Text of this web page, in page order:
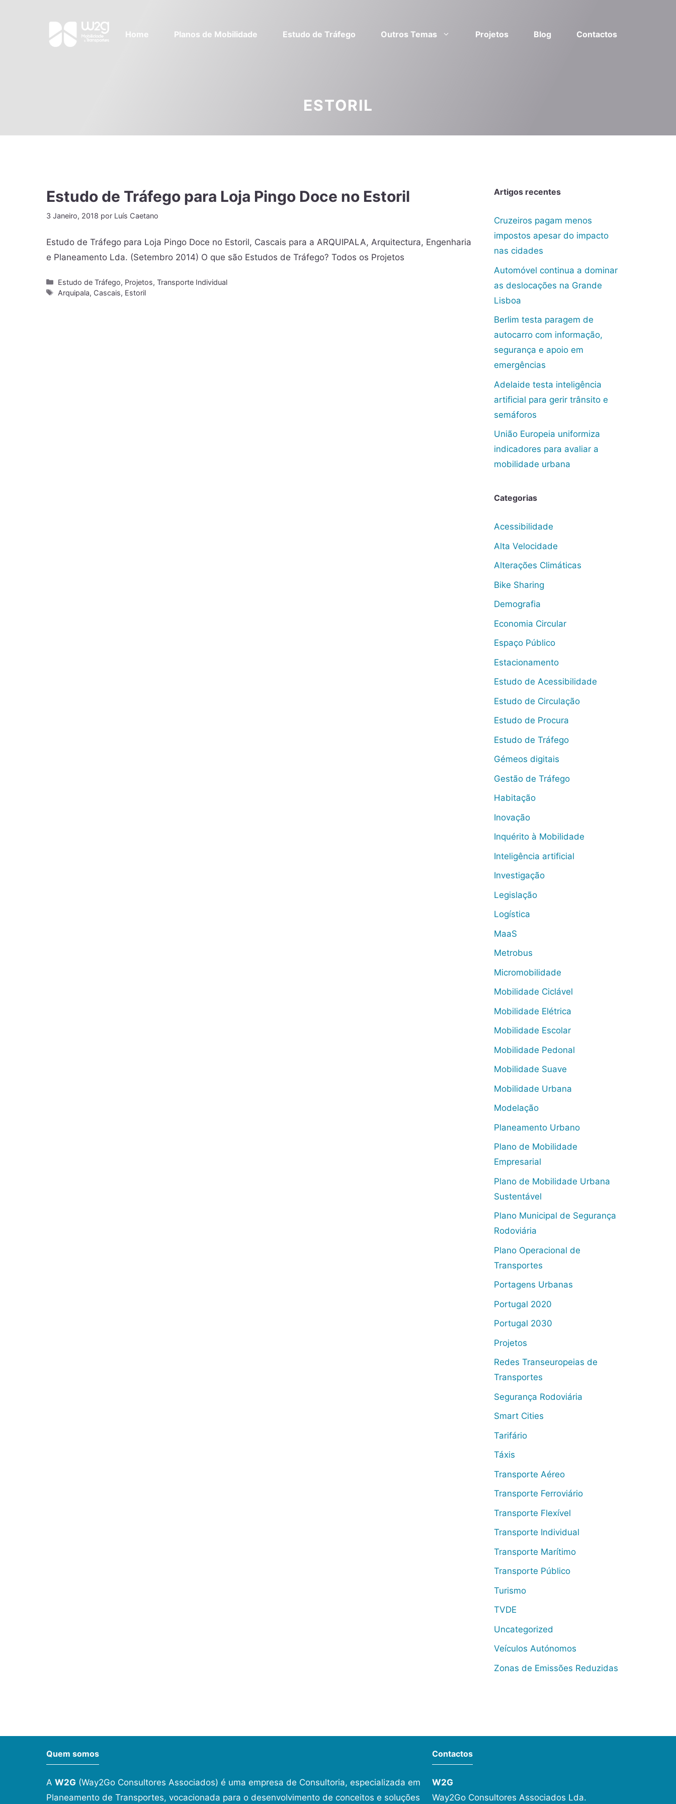
Home Planos de Mobilidade Estudo de Tráfego Outros Temas Projetos Blog Contactos
ESTORIL
Estudo de Tráfego para Loja Pingo Doce no Estoril
3 Janeiro, 2018 por Luís Caetano
Estudo de Tráfego para Loja Pingo Doce no Estoril, Cascais para a ARQUIPALA, Arquitectura, Engenharia
e Planeamento Lda. (Setembro 2014) O que são Estudos de Tráfego? Todos os Projetos
Estudo de Tráfego, Projetos,Transporte Individual
Arquipala, Cascais, Estoril
Artigos recentes
Cruzeiros pagam menos
impostos apesar do impacto
nas cidades
Automóvel continua a dominar
as deslocações na Grande
Lisboa
Berlim testa paragem de
autocarro com informação,
segurança e apoio em
emergências
Adelaide testa inteligência
artificial para gerir trânsito e
semáforos
União Europeia uniformiza
indicadores para avaliar a
mobilidade urbana
Categorias
Acessibilidade
Alta Velocidade
Alterações Climáticas
Bike Sharing
Demografia
Economia Circular
Espaço Público
Estacionamento
Estudo de Acessibilidade
Estudo de Circulação
Estudo de Procura
Estudo de Tráfego
Gémeos digitais
Gestão de Tráfego
Habitação
Inovação
Inquérito à Mobilidade
Inteligência artificial
Investigação
Legislação
Logística
MaaS
Metrobus
Micromobilidade
Mobilidade Ciclável
Mobilidade Elétrica
Mobilidade Escolar
Mobilidade Pedonal
Mobilidade Suave
Mobilidade Urbana
Modelação
Planeamento Urbano
Plano de Mobilidade
Empresarial
Plano de Mobilidade Urbana
Sustentável
Plano Municipal de Segurança
Rodoviária
Plano Operacional de
Transportes
Portagens Urbanas
Portugal 2020
Portugal 2030
Projetos
Redes Transeuropeias de
Transportes
Segurança Rodoviária
Smart Cities
Tarifário
Táxis
Transporte Aéreo
Transporte Ferroviário
Transporte Flexível
Transporte Individual
Transporte Marítimo
Transporte Público
Turismo
TVDE
Uncategorized
Veículos Autónomos
Zonas de Emissões Reduzidas
Quem somos
A W2G (Way2Go Consultores Associados) é uma empresa de Consultoria, especializada em
Planeamento de Transportes, vocacionada para o desenvolvimento de conceitos e soluções
Contactos
W2G
Way2Go Consultores Associados Lda.